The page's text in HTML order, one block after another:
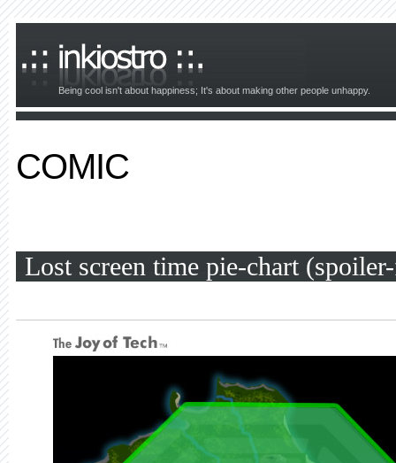
Being cool isn't about happiness; It's about making other people unhappy.
COMIC
Lost screen time pie-chart